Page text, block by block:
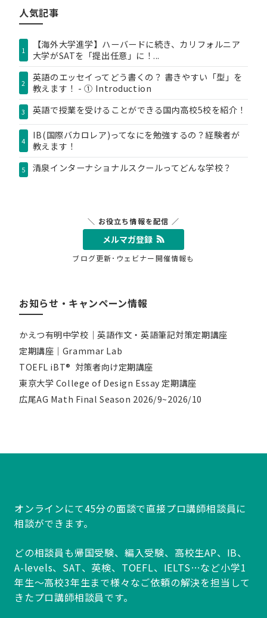
ー
人気記事
1
【海外大学進学】ハーバードに続き、カリフォルニア
大学がSATを「提出任意」に！...
2
英語のエッセイってどう書くの？ 書きやすい「型」を
教えます！ - ① Introduction
3 英語で授業を受けることができる国内高校5校を紹介！
4
IB(国際バカロレア)ってなにを勉強するの？経験者が
教えます！
5 清泉インターナショナルスクールってどんな学校？
＼ お役立ち情報を配信 ／
メルマガ登録
ブログ更新･ウェビナー開催情報も
お知らせ・キャンペーン情報
かえつ有明中学校｜英語作文・英語筆記対策定期講座
定期講座｜Grammar Lab
TOEFL iBT® 対策者向け定期講座
東京大学 College of Design Essay 定期講座
広尾AG Math Final Season 2026/9~2026/10
オンラインにて45分の面談で直接プロ講師相談員に
相談ができます。
どの相談員も帰国受験、編入受験、高校生AP、IB、
A-levels、SAT、英検、TOEFL、IELTS…など小学1
年生～高校3年生まで様々なご依頼の解決を担当して
きたプロ講師相談員です。